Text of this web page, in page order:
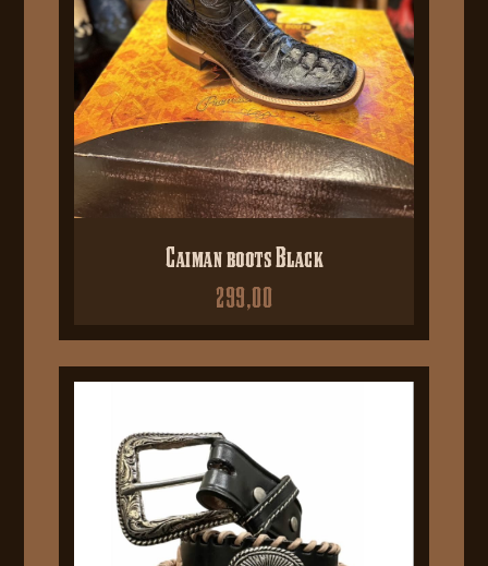
Caiman boots Black
299,00